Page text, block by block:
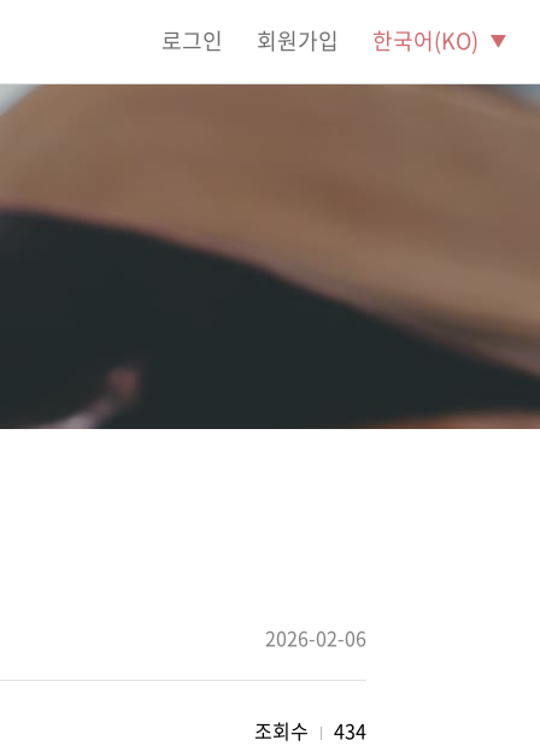
로그인 회원가입 한국어(KO)
2026-02-06
조회수 434